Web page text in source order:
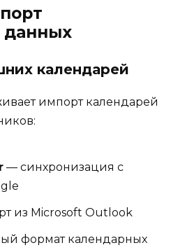
данных
календарей
импорт календарей
— синхронизация с
из Microsoft Outlook
формат календарных